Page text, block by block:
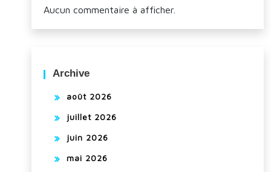
Aucun commentaire à afficher.
Archive
août 2026
juillet 2026
juin 2026
mai 2026